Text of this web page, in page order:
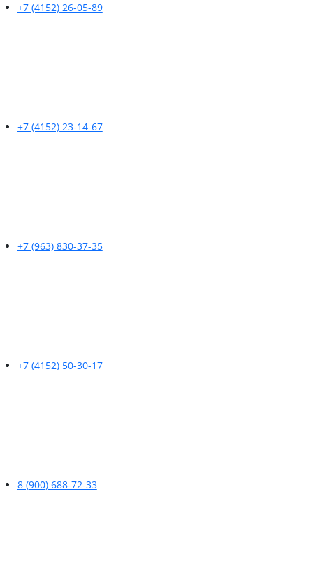
+7 (4152) 26-05-89
+7 (4152) 23-14-67
+7 (963) 830-37-35
+7 (4152) 50-30-17
8 (900) 688-72-33